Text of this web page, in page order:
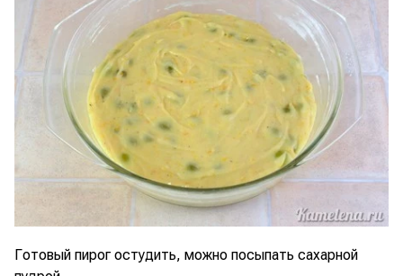
Готовый пирог остудить, можно посыпать сахарной